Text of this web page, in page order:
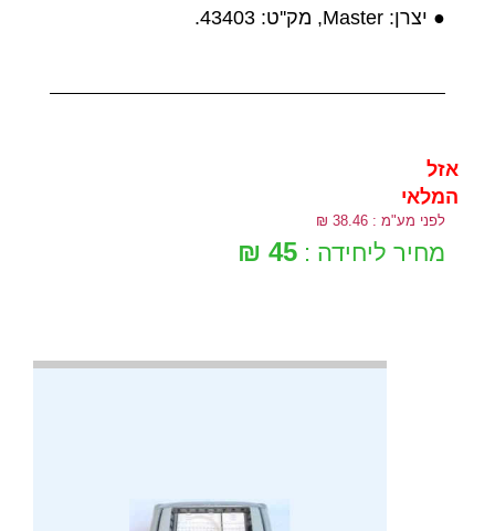
● יצרן: Master, מק''ט: 43403.
אזל
המלאי
לפני מע"מ : 38.46 ₪
מחיר ליחידה : 45 ₪